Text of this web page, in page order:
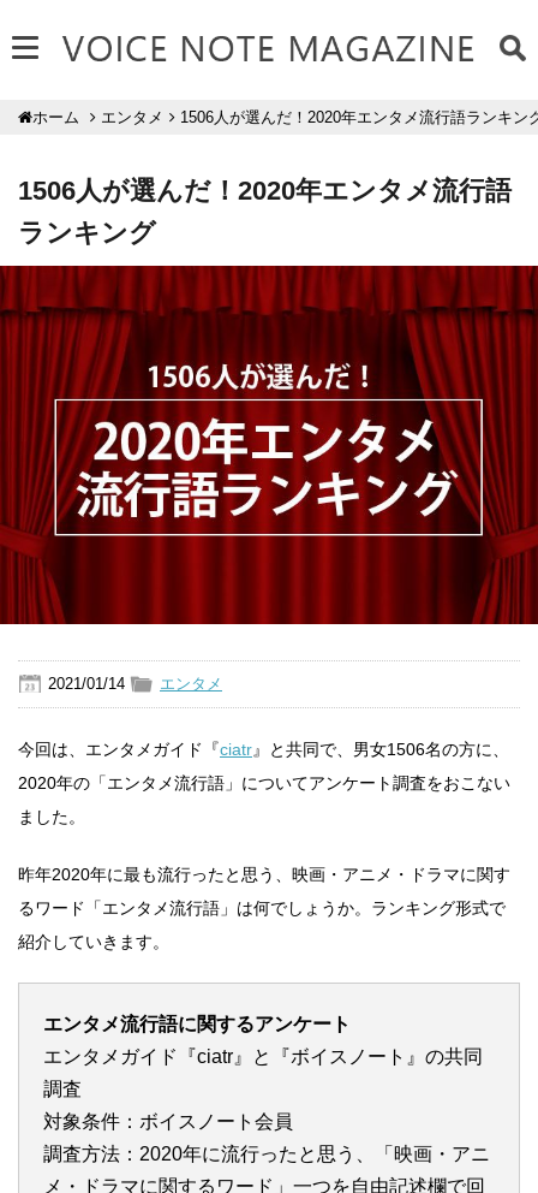
ホーム エンタメ 1506人が選んだ！2020年エンタメ流行語ランキン
1506人が選んだ！2020年エンタメ流行語
ランキング
2021/01/14 エンタメ
今回は、エンタメガイド『ciatr』と共同で、男女1506名の方に、
2020年の「エンタメ流行語」についてアンケート調査をおこない
ました。
昨年2020年に最も流行ったと思う、映画・アニメ・ドラマに関す
るワード「エンタメ流行語」は何でしょうか。ランキング形式で
紹介していきます。
エンタメ流行語に関するアンケート
エンタメガイド『ciatr』と『ボイスノート』の共同
調査
対象条件：ボイスノート会員
調査方法：2020年に流行ったと思う、「映画・アニ
メ・ドラマに関するワード」一つを自由記述欄で回